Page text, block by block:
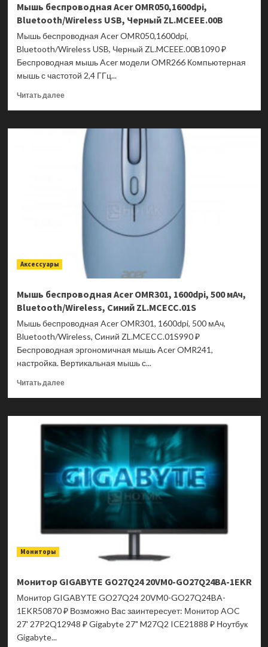
Мышь беспроводная Acer OMR050,1600dpi,
Bluetooth/Wireless USB, Черный ZL.MCEEE.00B
Мышь беспроводная Acer OMR050,1600dpi,
Bluetooth/Wireless USB, Черный ZL.MCEEE.00B1090 ₽
Беспроводная мышь Acer модели OMR266 Компьютерная
мышь с частотой 2,4 ГГц...
Читать далееПрочитать
Мышь
беспроводная
ZL.MCEEE.00B
Аксессуары
Мышь беспроводная Acer OMR301, 1600dpi, 500 мАч,
Bluetooth/Wireless, Синий ZL.MCECC.01S
Мышь беспроводная Acer OMR301, 1600dpi, 500 мАч,
Bluetooth/Wireless, Синий ZL.MCECC.01S990 ₽
Беспроводная эргономичная мышь Acer OMR241,
настройка. Вертикальная мышь с...
Читать далееПрочитать
Мышь
беспроводная
OMR301,
1600dpi,
500
мАч,
Bluetooth/Wireless,
Синий
Мониторы
Монитор GIGABYTE GO27Q24 20VM0-GO27Q24BA-1EKR
Монитор GIGABYTE GO27Q24 20VM0-GO27Q24BA-
1EKR50870 ₽ Возможно Вас заинтересует: Монитор AOC
27' 27P2Q12948 ₽ Gigabyte 27" M27Q2 ICE21888 ₽ Ноутбук
Gigabyte...